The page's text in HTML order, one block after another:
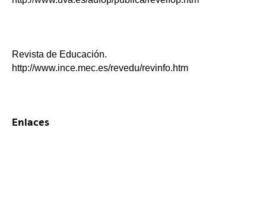
Revista de Educación.
http://www.ince.mec.es/revedu/revinfo.htm
Enlaces